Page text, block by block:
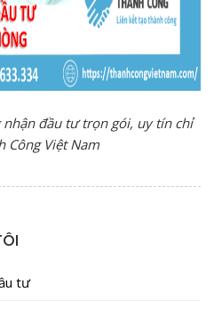
nhận đầu tư trọn gói, uy tín chỉ
Công Việt Nam
tư